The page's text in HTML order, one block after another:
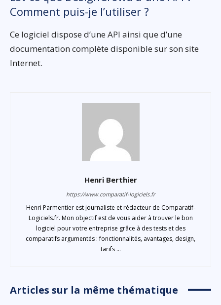
Comment puis-je l’utiliser ?
Ce logiciel dispose d’une API ainsi que d’une
documentation complète disponible sur son site
Internet.
Henri Berthier
https://www.comparatif-logiciels.fr
Henri Parmentier est journaliste et rédacteur de Comparatif-
Logiciels.fr. Mon objectif est de vous aider à trouver le bon
logiciel pour votre entreprise grâce à des tests et des
comparatifs argumentés : fonctionnalités, avantages, design,
tarifs ...
Articles sur la même thématique